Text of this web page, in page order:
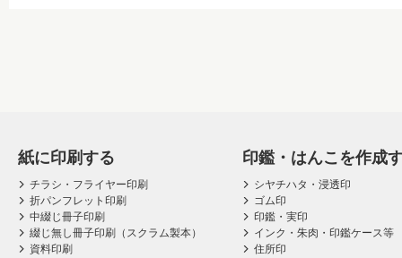
紙に印刷する
チラシ・フライヤー印刷
折パンフレット印刷
中綴じ冊子印刷
綴じ無し冊子印刷（スクラム製本）
資料印刷
印鑑・はんこを作成
シヤチハタ・浸透印
ゴム印
印鑑・実印
インク・朱肉・印鑑ケース等
住所印